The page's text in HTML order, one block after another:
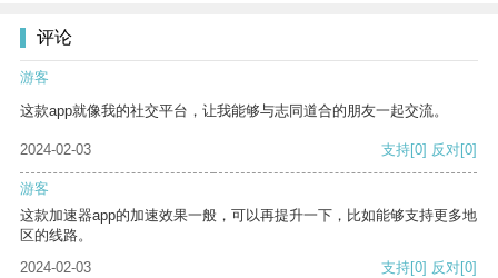
评论
游客
这款app就像我的社交平台，让我能够与志同道合的朋友一起交流。
2024-02-03 支持[0] 反对[0]
游客
这款加速器app的加速效果一般，可以再提升一下，比如能够支持更多地
区的线路。
2024-02-03
支持[0] 反对[0]